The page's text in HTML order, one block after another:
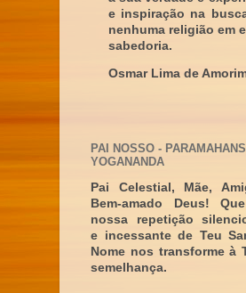
e inspiração na
nenhuma religião em
sabedoria.
Osmar Lima de
PAI NOSSO -
YOGANANDA
Pai Celestial, Mãe,
Bem-amado Deus!
nossa repetição
e incessante de Teu
Nome nos transforme à
semelhança.